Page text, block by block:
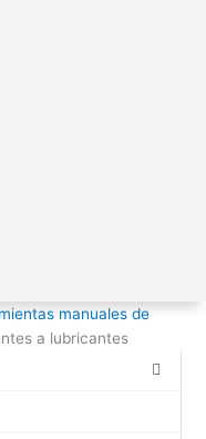
manuales de
a lubricantes